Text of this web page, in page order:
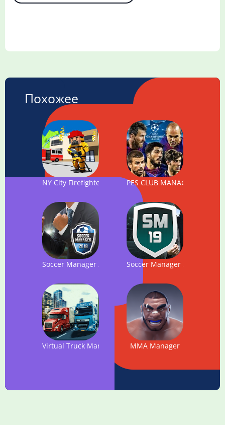
Похожее
NY City Firefighter Station Craft & Simulation
PES CLUB MANAGER
Soccer Manager 2018 Soccer Manager 2019 - Top
Virtual Truck Manager - Tycoon trucking company
MMA Manager